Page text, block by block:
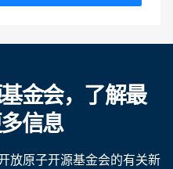
金会，了解最
信息
放原子开源基金会的有关新